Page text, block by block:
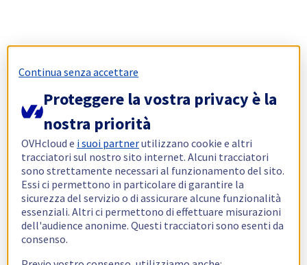
Continua senza accettare
Proteggere la vostra privacy è la
nostra priorità
OVHcloud e i suoi partnerutilizzano cookie e altri
tracciatori sul nostro sito internet. Alcuni tracciatori
sono strettamente necessari al funzionamento del sito.
Essi ci permettono in particolare di garantire la
sicurezza del servizio o di assicurare alcune funzionalità
essenziali. Altri ci permettono di effettuare misurazioni
dell'audience anonime. Questi tracciatori sono esenti da
consenso.